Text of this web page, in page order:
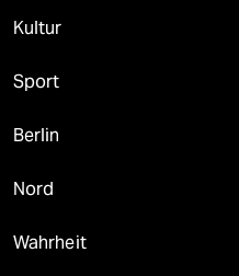
Kultur
Sport
Berlin
Nord
Wahrheit